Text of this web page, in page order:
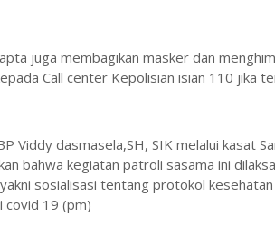
juga membagikan masker dan
Call center Kepolisian isian 110 jika
Viddy dasmasela,SH, SIK melalui kasat
bahwa kegiatan patroli sasama ini
sosialisasi tentang protokol
covid 19 (pm)